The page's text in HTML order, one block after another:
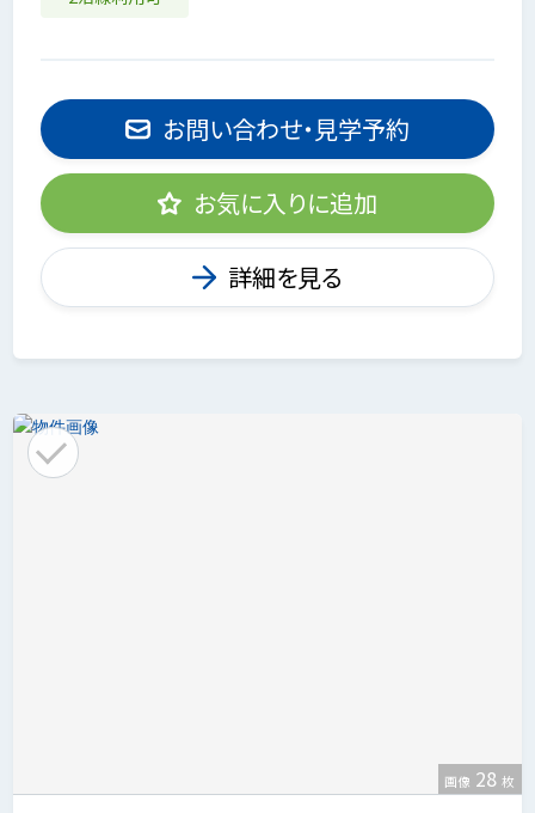
お問い合わせ・見学予約
お気に入りに追加
詳細を見る
画像 28 枚